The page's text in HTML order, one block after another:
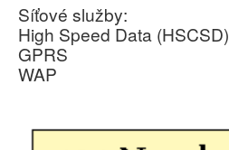
Síťové služby:
High Speed Data (HSCSD)
GPRS
WAP